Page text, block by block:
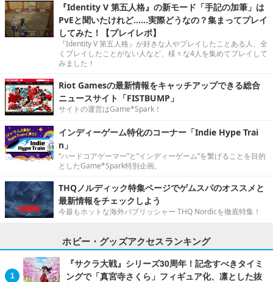
『Identity V 第五人格』の新モード「手記の加筆」は
PvEと聞いたけれど……実際どうなの？集まってプレイ
してみた！【プレイレポ】
『Identity V 第五人格』が好きな人やプレイしたことある人、全
くプレイしたことがない人など、様々な4人を集めてプレイして
みました！
Riot Gamesの最新情報をキャッチアップできる総合
ニュースサイト「FISTBUMP」
サイトの運営はGame*Spark！
インディーゲーム特化のコーナー「Indie Hype Trai
n」
“ハードコアゲーマー”と“インディーゲーム”を繋げることを目的
としたGame*Spark特別企画。
THQノルディック特集ページでゲムスパのオススメと
最新情報をチェックしよう
今最もホットな海外パブリッシャー THQ Nordicを徹底特集！
ホビー・グッズアクセスランキング
『サクラ大戦』シリーズ30周年！記念すべきタイミ
ングで「真宮寺さくら」フィギュア化、凛とした抜